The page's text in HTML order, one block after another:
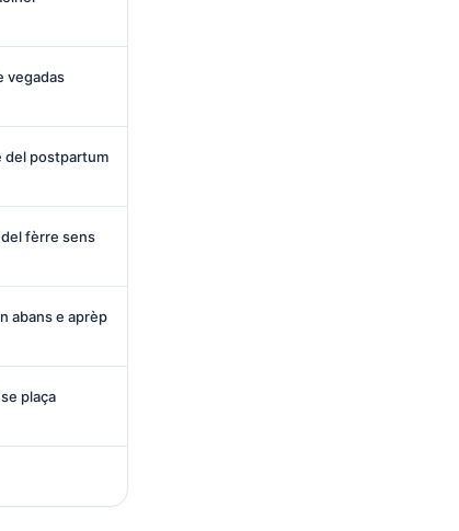
vegadas
del postpartum
fèrre sens
abans e aprèp
plaça